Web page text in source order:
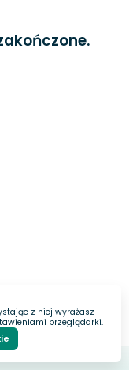
z niej wyrażasz
przeglądarki.